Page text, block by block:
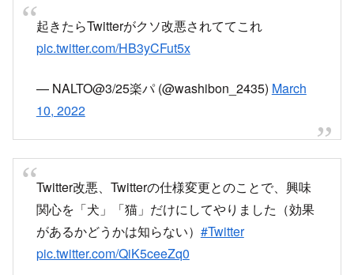
起きたらTwitterがクソ改悪されててこれ
pic.twitter.com/HB3yCFut5x
— NALTO@3/25楽パ (@washibon_2435) March
10, 2022
Twitter改悪、Twitterの仕様変更とのことで、興味
関心を「犬」「猫」だけにしてやりました（効果
があるかどうかは知らない） #Twitter
pic.twitter.com/QiK5ceeZq0